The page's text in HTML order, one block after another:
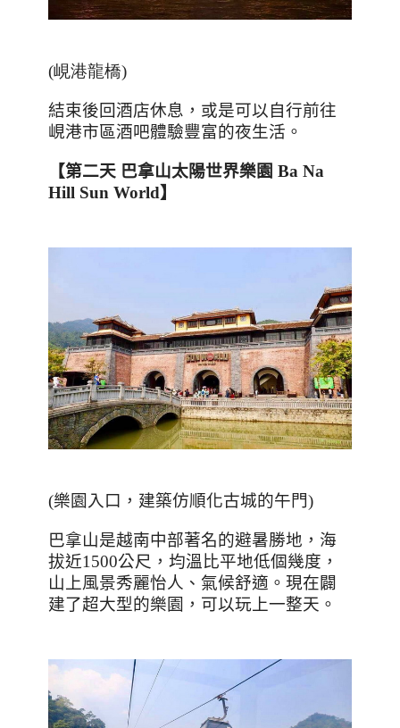
(峴港龍橋)
結束後回酒店休息，或是可以自行前往
峴港市區酒吧體驗豐富的夜生活。
【第二天 巴拿山太陽世界樂園 Ba Na
Hill Sun World】
(樂園入口，建築仿順化古城的午門)
巴拿山是越南中部著名的避暑勝地，海
拔近1500公尺，均溫比平地低個幾度，
山上風景秀麗怡人、氣候舒適。現在闢
建了超大型的樂園，可以玩上一整天。